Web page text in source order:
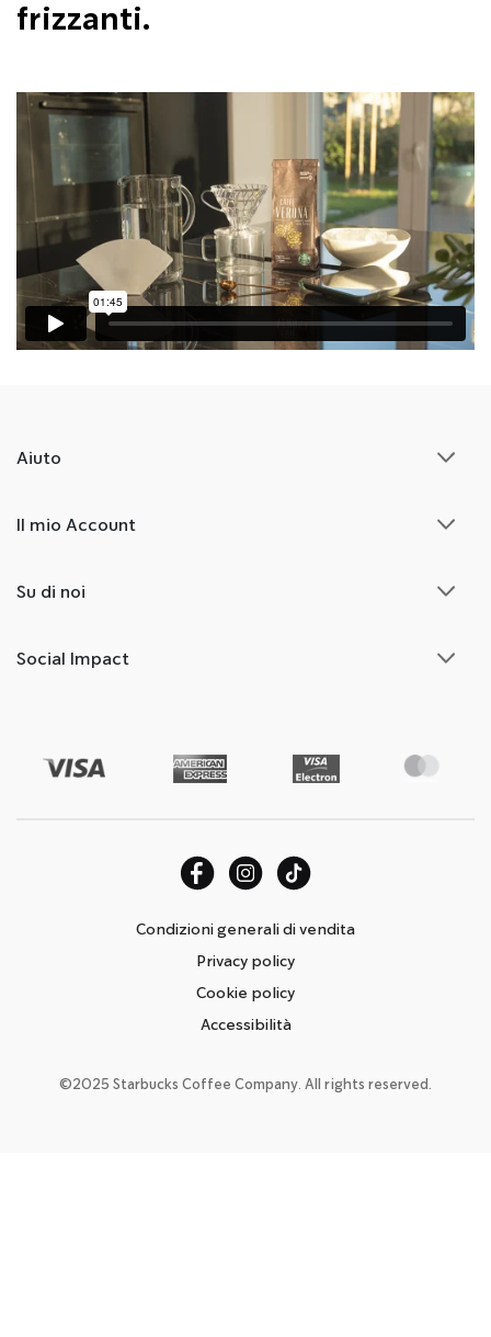
frizzanti.
Aiuto
Il mio Account
Su di noi
Social Impact
Condizioni generali di vendita
Privacy policy
Cookie policy
Accessibilità
©2025 Starbucks Coffee Company. All rights reserved.